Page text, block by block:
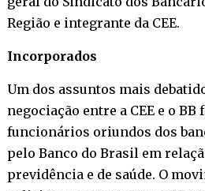
Região e integrante da CEE.
Incorporados
Um dos assuntos mais
negociação entre a CEE e o BB
funcionários oriundos dos
pelo Banco do Brasil em
previdência e de saúde. O